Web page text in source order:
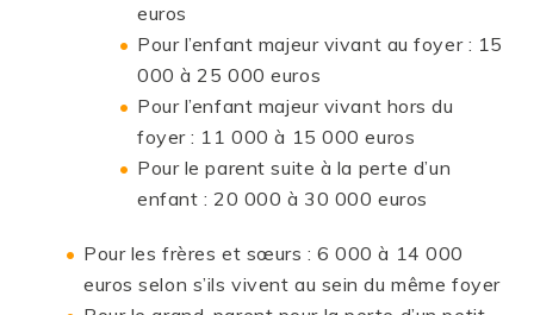
euros
Pour l’enfant majeur vivant au foyer : 15
000 à 25 000 euros
Pour l’enfant majeur vivant hors du
foyer : 11 000 à 15 000 euros
Pour le parent suite à la perte d’un
enfant : 20 000 à 30 000 euros
Pour les frères et sœurs : 6 000 à 14 000
euros selon s’ils vivent au sein du même foyer